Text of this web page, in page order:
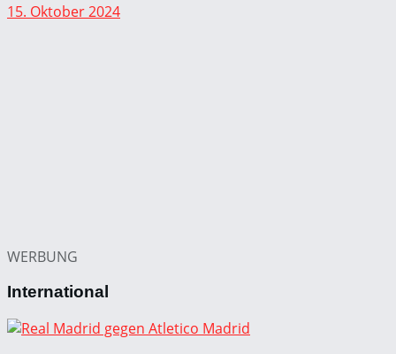
15. Oktober 2024
WERBUNG
International